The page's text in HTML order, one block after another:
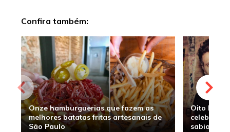
Confira também:
Onze hamburguerias que fazem as
melhores batatas fritas artesanais de
São Paulo
Oito
sabia